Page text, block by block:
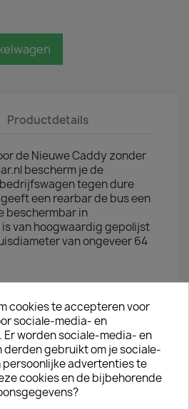
Productdetails
de Nieuwe Caddy zonder
bescherm je de
tegen dure
een rearbar de bus een
beschermbar in
van hoogwaardig gepolijst
van ongeveer 64
is afgestemd op
in uw bestelwagen.
te meten of te boren. Het
de montagehandleiding
met de rear-bar.
cookies te accepteren voor
sociale-media- en
worden sociale-media- en
gebruikt om je sociale-
advertenties te
cookies en de bijbehorende